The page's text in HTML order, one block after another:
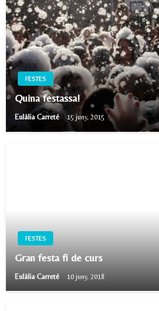
FESTES
Quina festassa!
Eulàlia Carreté 15 juny, 2015
FESTES
Gran festa fi de curs
Eulàlia Carreté 10 juny, 2018